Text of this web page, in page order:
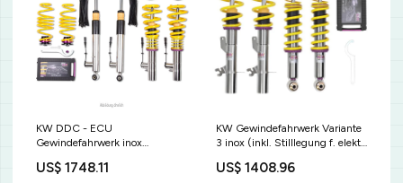
KW DDC - ECU
Gewindefahrwerk inox
(346L/C) [BMW]
US$ 1748.11
KW Gewindefahrwerk Variante
3 inox (inkl. Stilllegung f. elektr.
US$ 1408.96